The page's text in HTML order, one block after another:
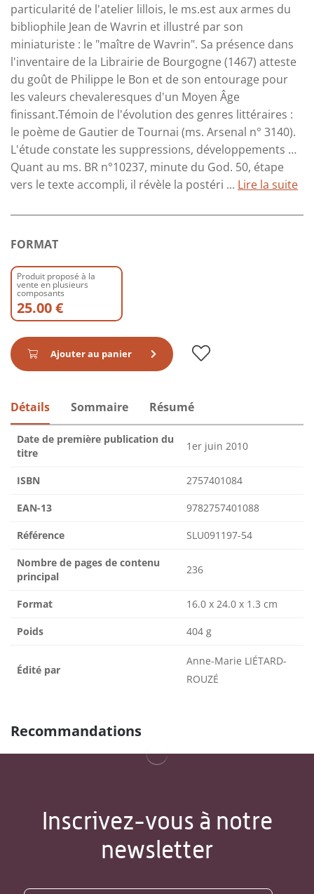
particularité de l'atelier lillois, le ms.est aux armes du
bibliophile Jean de Wavrin et illustré par son
miniaturiste : le "maître de Wavrin". Sa présence dans
l'inventaire de la Librairie de Bourgogne (1467) atteste
du goût de Philippe le Bon et de son entourage pour
les valeurs chevaleresques d'un Moyen Âge
finissant.Témoin de l'évolution des genres littéraires :
le poème de Gautier de Tournai (ms. Arsenal n° 3140).
L'étude constate les suppressions, développements …
Quant au ms. BR n°10237, minute du God. 50, étape
vers le texte accompli, il révèle la postéri ... Lire la suite
FORMAT
Produit proposé à la
vente en plusieurs
composants
25.00 €
Ajouter au panier
Détails Sommaire Résumé
Date de première publication du
titre
1er juin 2010
ISBN 2757401084
EAN-13 9782757401088
Référence SLU091197-54
Nombre de pages de contenu
principal
236
Format 16.0 x 24.0 x 1.3 cm
Poids 404 g
Édité par
Anne-Marie LIÉTARD-
ROUZÉ
Recommandations
Inscrivez-vous à notre
newsletter